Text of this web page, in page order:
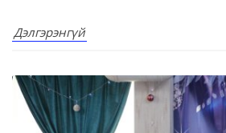
Дэлгэрэнгүй